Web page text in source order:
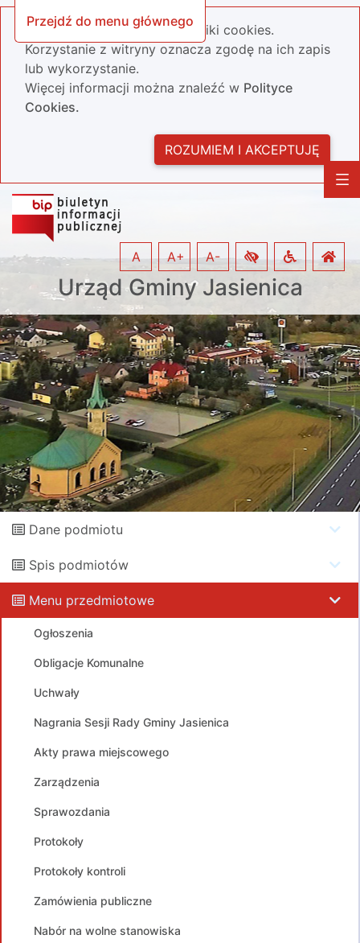
Przejdź do menu głównego
Nasza strona wykorzystuje pliki cookies.
Korzystanie z witryny oznacza zgodę na ich zapis
lub wykorzystanie.
Więcej informacji można znaleźć w Polityce
Cookies.
ROZUMIEM I AKCEPTUJĘ
Urząd Gminy Jasienica
A A+ A-
Dane podmiotu
Spis podmiotów
Menu przedmiotowe
Ogłoszenia
Obligacje Komunalne
Uchwały
Nagrania Sesji Rady Gminy Jasienica
Akty prawa miejscowego
Zarządzenia
Sprawozdania
Protokoły
Protokoły kontroli
Zamówienia publiczne
Nabór na wolne stanowiska